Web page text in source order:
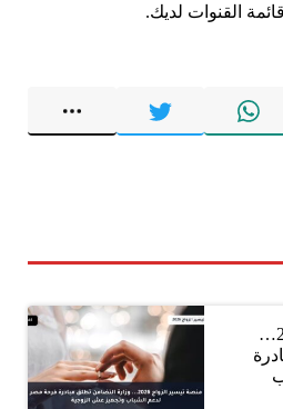
القنوات لديك.
منصة تيسير الزواج 2026…